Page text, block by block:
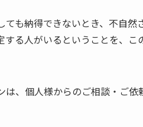
ても納得できないとき、不自
する人がいるということを、
、個人様からのご相談・ご依